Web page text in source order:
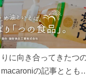
に向き合ってきたつ
の記事ととも